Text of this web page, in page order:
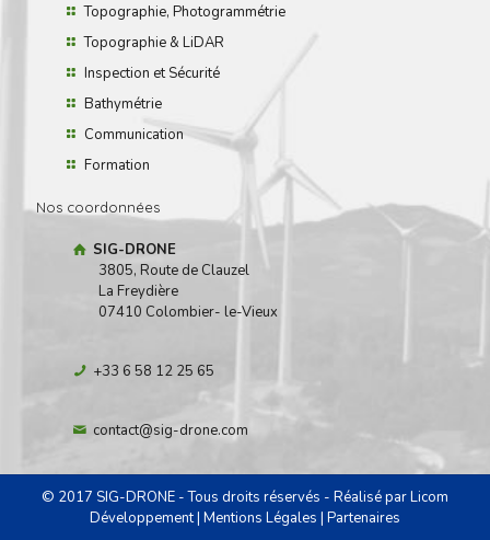
Topographie, Photogrammétrie
Topographie & LiDAR
Inspection et Sécurité
Bathymétrie
Communication
Formation
Nos coordonnées
SIG-DRONE
3805, Route de Clauzel
La Freydière
07410 Colombier- le-Vieux
+33 6 58 12 25 65
contact@sig-drone.com
© 2017 SIG-DRONE - Tous droits réservés - Réalisé parLicom
Développement| Mentions Légales | Partenaires